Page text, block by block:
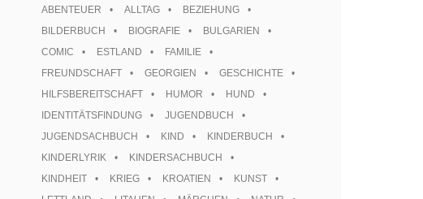
ABENTEUER ALLTAG
BEZIEHUNG
BILDERBUCH
BIOGRAFIE
BULGARIEN
COMIC
ESTLAND
FAMILIE
FREUNDSCHAFT
GEORGIEN
GESCHICHTE
HILFSBEREITSCHAFT
HUMOR
HUND
IDENTITÄTSFINDUNG
JUGENDBUCH
JUGENDSACHBUCH
KIND
KINDERBUCH
KINDERLYRIK
KINDERSACHBUCH
KINDHEIT
KRIEG KROATIEN
KUNST